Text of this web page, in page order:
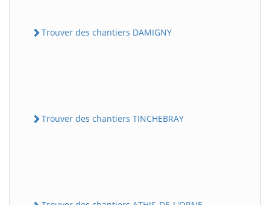
Trouver des chantiers DAMIGNY
Trouver des chantiers TINCHEBRAY